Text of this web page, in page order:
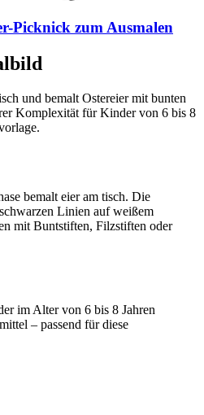
Picknick zum Ausmalen
und bemalt Ostereier mit bunten
Komplexität für Kinder von 6 bis 8
bemalt eier am tisch. Die
Linien auf weißem
mit Buntstiften, Filzstiften oder
im Alter von 6 bis 8 Jahren
– passend für diese